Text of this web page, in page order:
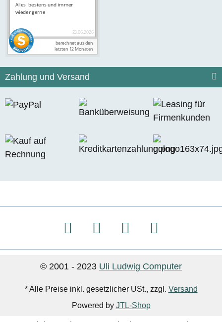
Zahlung und Versand
© 2001 - 2023 Uli Ludwig Computer
* Alle Preise inkl. gesetzlicher USt., zzgl. Versand
Powered by JTL-Shop